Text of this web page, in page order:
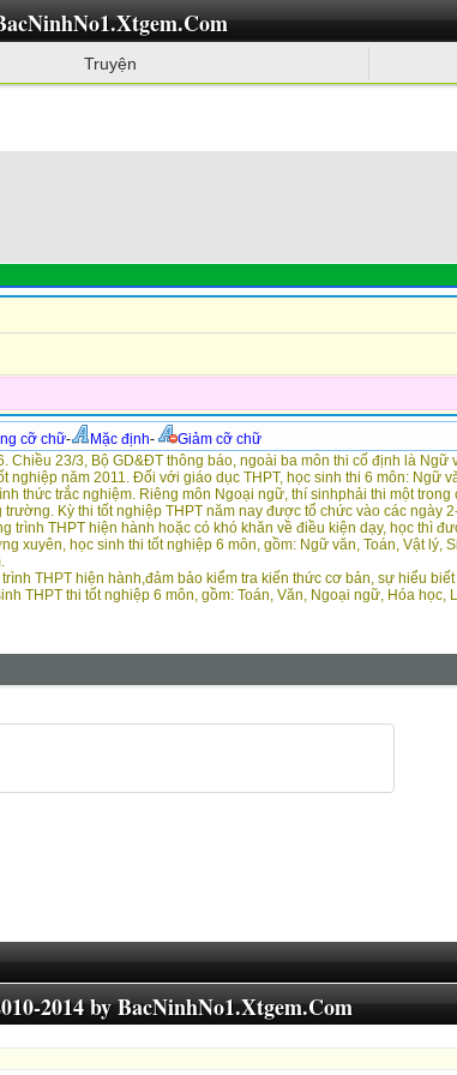
Truyện
cỡ chữ- Mặc định-
Giảm cỡ chữ
Chiều 23/3, Bộ GD&ĐT thông báo, ngoài ba môn thi cố định là Ngữ
nghiệp năm 2011. Đối với giáo dục THPT, học sinh thi 6 môn: Ngữ
thức trắc nghiệm. Riêng môn Ngoại ngữ, thí sinhphải thi một trong
Kỳ thi tốt nghiệp THPT năm nay được tổ chức vào các ngày
trình THPT hiện hành hoặc có khó khăn về điều kiện dạy, học thì
xuyên, học sinh thi tốt nghiệp 6 môn, gồm: Ngữ văn, Toán, Vật lý,
THPT hiện hành,đảm bảo kiểm tra kiến thức cơ bản, sự hiểu
THPT thi tốt nghiệp 6 môn, gồm: Toán, Văn, Ngoại ngữ, Hóa học,
2014 byBacNinhNo1.Xtgem.Com